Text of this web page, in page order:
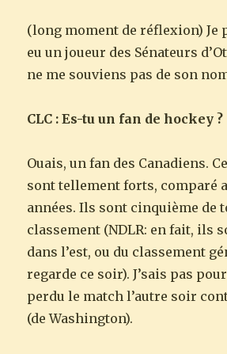
(long moment de réflexion) Je
eu un joueur des Sénateurs
ne me souviens pas de son
CLC : Es-tu un fan de hockey ?
Ouais, un fan des Canadiens.
sont tellement forts, comparé
années. Ils sont cinquième de
classement (NDLR: en fait, ils
dans l’est, ou du classement
regarde ce soir). J’sais pas
perdu le match l’autre soir
(de Washington).